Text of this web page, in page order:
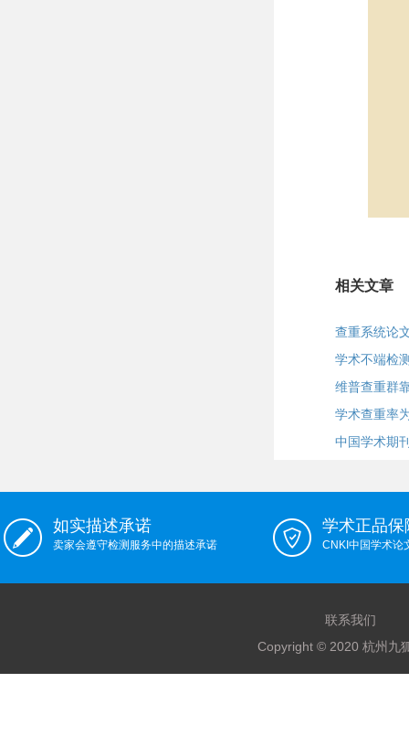
相关文章
查重系统论
学术不端检
维普查重群
学术查重率
中国学术期
如实描述承诺
卖家会遵守检测服务中的描述承诺
学术正品保
CNKI中国学术论
联系我们
Copyright © 2020 杭州九